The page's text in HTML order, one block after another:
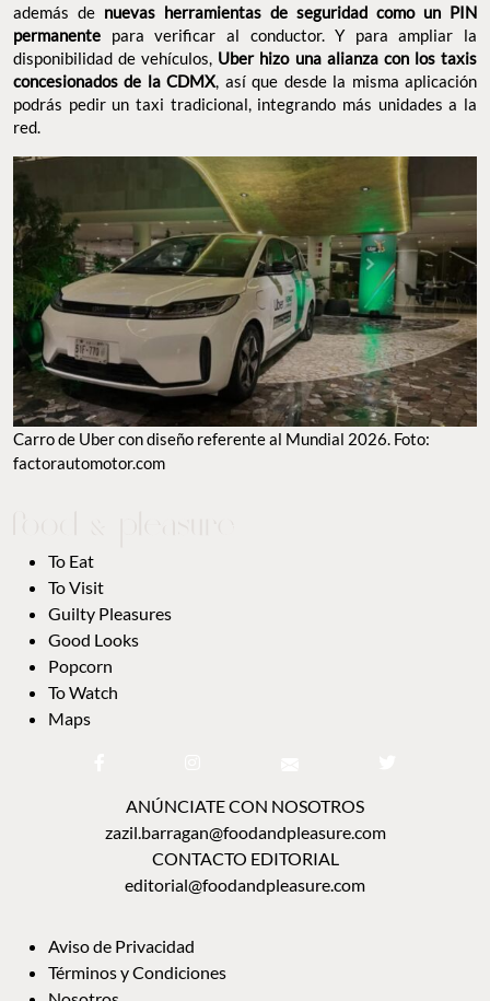
además de nuevas herramientas de seguridad como un PIN
permanente para verificar al conductor. Y para ampliar la
disponibilidad de vehículos, Uber hizo una alianza con los taxis
concesionados de la CDMX, así que desde la misma aplicación
podrás pedir un taxi tradicional, integrando más unidades a la
red.
Carro de Uber con diseño referente al Mundial 2026. Foto:
factorautomotor.com
To Eat
To Visit
Guilty Pleasures
Good Looks
Popcorn
To Watch
Maps
ANÚNCIATE CON NOSOTROS
zazil.barragan@foodandpleasure.com
CONTACTO EDITORIAL
editorial@foodandpleasure.com
Aviso de Privacidad
Términos y Condiciones